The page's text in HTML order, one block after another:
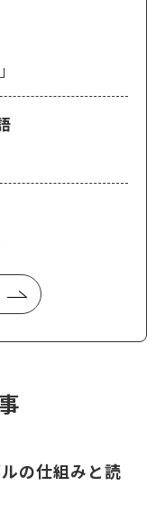
の仕組みと読